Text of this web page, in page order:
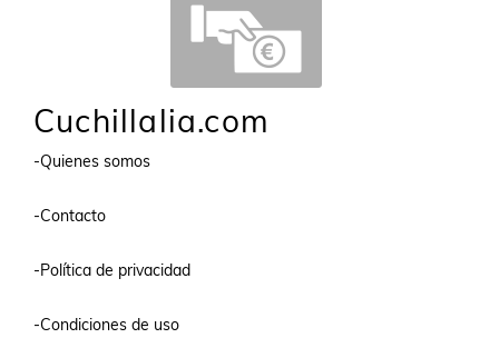
Cuchillalia.com
-Quienes somos
-Contacto
-Política de privacidad
-Condiciones de uso